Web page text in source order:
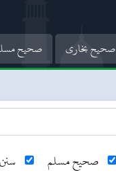
صحیح بخاری صحیح
صحیح مسلم